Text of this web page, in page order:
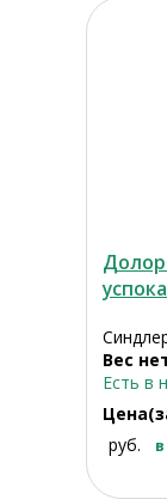
Вес
Есть в
руб.